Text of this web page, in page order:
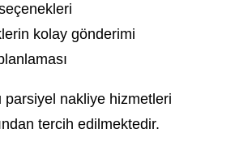
kolay gönderimi
parsiyel nakliye hizmetleri
tercih edilmektedir.